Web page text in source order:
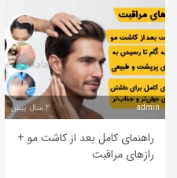
admin 2 سال پیش
راهنمای کامل بعد از کاشت مو +
رازهای مراقبت